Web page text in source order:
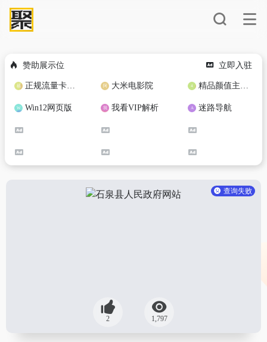
赞助展示位 立即入驻
正规流量卡免费加盟合作 大米电影院 精品颜值主播定制
Win12网页版 我看VIP解析 迷路导航
查询失败
2 1,797